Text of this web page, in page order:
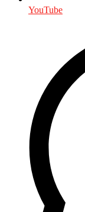
YouTube